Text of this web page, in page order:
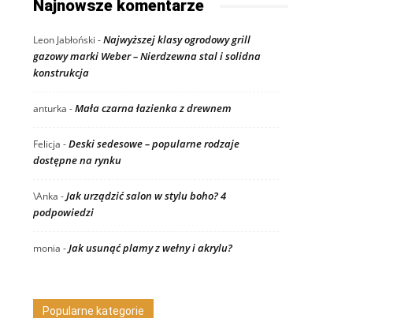
Najnowsze komentarze
Leon Jabłoński -Najwyższej klasy ogrodowy grill
gazowy marki Weber – Nierdzewna stal i solidna
konstrukcja
anturka -Mała czarna łazienka z drewnem
Felicja -Deski sedesowe – popularne rodzaje
dostępne na rynku
\Anka -Jak urządzić salon w stylu boho? 4
podpowiedzi
monia -Jak usunąć plamy z wełny i akrylu?
Popularne kategorie